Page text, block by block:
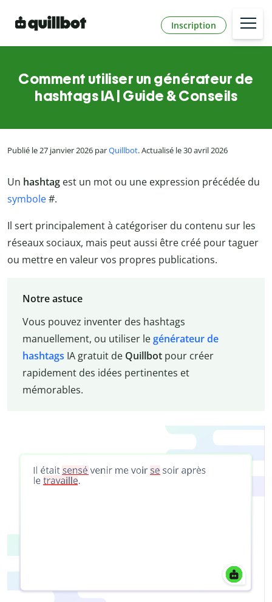
Inscription
Comment utiliser un générateur de
hashtags IA | Guide & Conseils
Publié le 27 janvier 2026 parQuillbot. Actualisé le 30 avril 2026
Un hashtag est un mot ou une expression précédée du
symbole#.
Il sert principalement à catégoriser du contenu sur les
réseaux sociaux, mais peut aussi être créé pour taguer
ou mettre en valeur vos propres publications.
Notre astuce
Vous pouvez inventer des hashtags
manuellement, ou utiliser legénérateur de
hashtags IA gratuit de Quillbot pour créer
rapidement des idées pertinentes et
mémorables.